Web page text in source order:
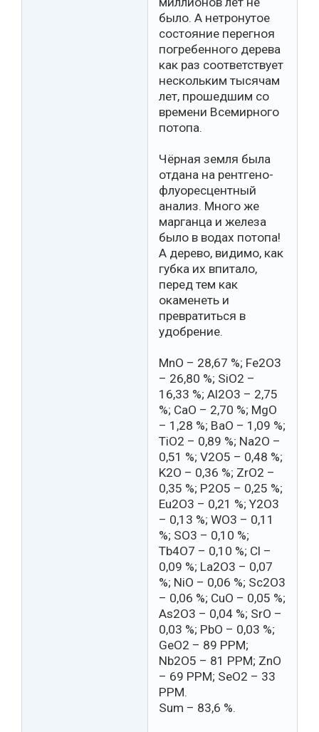
было. А нетронутое
состояние перегноя
погребенного дерева
как раз соответствует
нескольким тысячам
лет, прошедшим со
времени Всемирного
потопа.
Чёрная земля была
отдана на рентгено-
флуоресцентный
анализ. Много же
марганца и железа
было в водах потопа!
А дерево, видимо, как
губка их впитало,
перед тем как
окаменеть и
превратиться в
удобрение.
MnO – 28,67 %; Fe2O3
– 26,80 %; SiO2 –
16,33 %; Al2O3 – 2,75
%; CaO – 2,70 %; MgO
– 1,28 %; BaO – 1,09 %;
TiO2 – 0,89 %; Na2O –
0,51 %; V2O5 – 0,48 %;
K2O – 0,36 %; ZrO2 –
0,35 %; P2O5 – 0,25 %;
Eu2O3 – 0,21 %; Y2O3
– 0,13 %; WO3 – 0,11
%; SO3 – 0,10 %;
Tb4O7 – 0,10 %; Cl –
0,09 %; La2O3 – 0,07
%; NiO – 0,06 %; Sc2O3
– 0,06 %; CuO – 0,05 %;
As2O3 – 0,04 %; SrO –
0,03 %; PbO – 0,03 %;
GeO2 – 89 PPM;
Nb2O5 – 81 PPM; ZnO
– 69 PPM; SeO2 – 33
PPM.
Sum – 83,6 %.